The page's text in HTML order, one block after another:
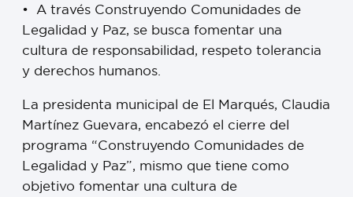
•⁠ ⁠A través Construyendo Comunidades de
Legalidad y Paz, se busca fomentar una
cultura de responsabilidad, respeto tolerancia
y derechos humanos.
La presidenta municipal de El Marqués, Claudia
Martínez Guevara, encabezó el cierre del
programa “Construyendo Comunidades de
Legalidad y Paz”, mismo que tiene como
objetivo fomentar una cultura de